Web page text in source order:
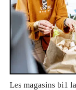
Les magasins bi1